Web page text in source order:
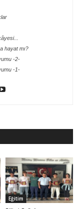
hayat mı?
-2-
-1-
Eğitim